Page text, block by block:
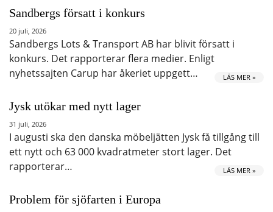
Sandbergs försatt i konkurs
20 juli, 2026
Sandbergs Lots & Transport AB har blivit försatt i
konkurs. Det rapporterar flera medier. Enligt
nyhetssajten Carup har åkeriet uppgett…
LÄS MER »
Jysk utökar med nytt lager
31 juli, 2026
I augusti ska den danska möbeljätten Jysk få tillgång till
ett nytt och 63 000 kvadratmeter stort lager. Det
rapporterar…
LÄS MER »
Problem för sjöfarten i Europa